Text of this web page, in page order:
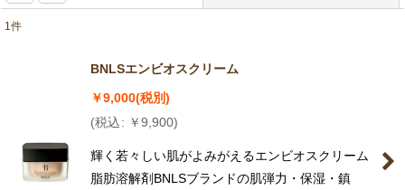
1件
BNLSエンビオスクリーム
￥9,000(税別)
(税込: ￥9,900)
輝く若々しい肌がよみがえるエンビオスクリーム
脂肪溶解剤BNLSブランドの肌弾力・保湿・鎮